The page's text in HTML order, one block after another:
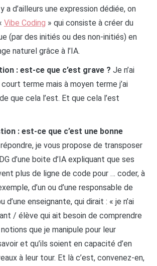
a d’ailleurs une expression dédiée, on
Vibe Coding » qui consiste à créer du
(par des initiés ou des non-initiés) en
naturel grâce à l’IA.
: est-ce que c’est grave ? Je n’ai
terme mais à moyen terme j’ai
que cela l’est. Et que cela l’est
: est-ce que c’est une bonne
je vous propose de transposer
d’une boite d’IA expliquant que ses
plus de ligne de code pour … coder, à
d’un ou d’une responsable de
d’une enseignante, qui dirait : « je n’ai
/ élève qui ait besoin de comprendre
que je manipule pour leur
et qu’ils soient en capacité d’en
à leur tour. Et là c’est, convenez-en,